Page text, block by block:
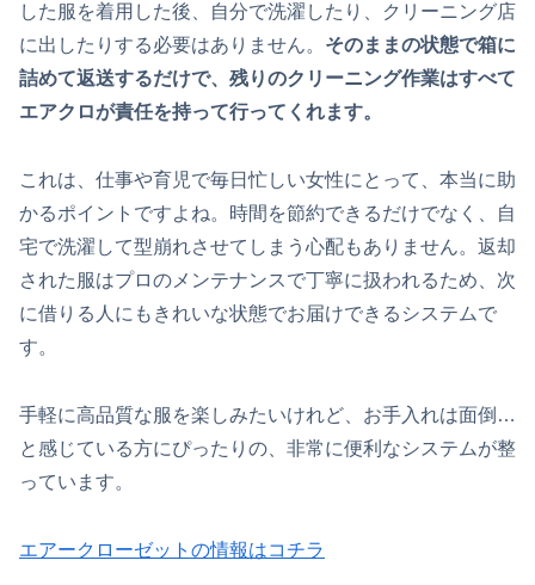
した服を着用した後、自分で洗濯したり、クリーニング店
に出したりする必要はありません。 そのままの状態で箱に
詰めて返送するだけで、残りのクリーニング作業はすべて
エアクロが責任を持って行ってくれます。
これは、仕事や育児で毎日忙しい女性にとって、本当に助
かるポイントですよね。時間を節約できるだけでなく、自
宅で洗濯して型崩れさせてしまう心配もありません。返却
された服はプロのメンテナンスで丁寧に扱われるため、次
に借りる人にもきれいな状態でお届けできるシステムで
す。
手軽に高品質な服を楽しみたいけれど、お手入れは面倒…
と感じている方にぴったりの、非常に便利なシステムが整
っています。
エアークローゼットの情報はコチラ